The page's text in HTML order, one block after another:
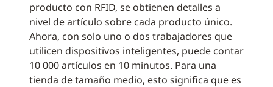
producto con RFID, se obtienen detalles a
nivel de artículo sobre cada producto único.
Ahora, con solo uno o dos trabajadores que
utilicen dispositivos inteligentes, puede contar
10 000 artículos en 10 minutos. Para una
tienda de tamaño medio, esto significa que es